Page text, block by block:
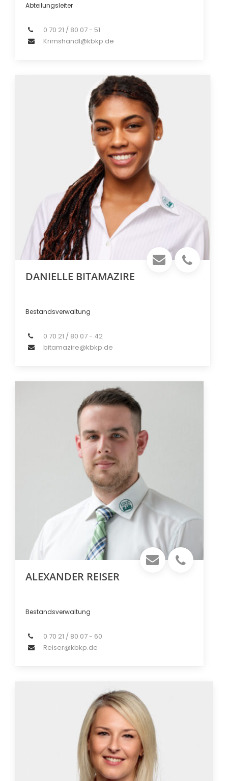
Abteilungsleiter
0 70 21 / 80 07 - 51
Krimshandl@kbkp.de
DANIELLE BITAMAZIRE
Bestandsverwaltung
0 70 21 / 80 07 - 42
bitamazire@kbkp.de
ALEXANDER REISER
Bestandsverwaltung
0 70 21 / 80 07 - 60
Reiser@kbkp.de